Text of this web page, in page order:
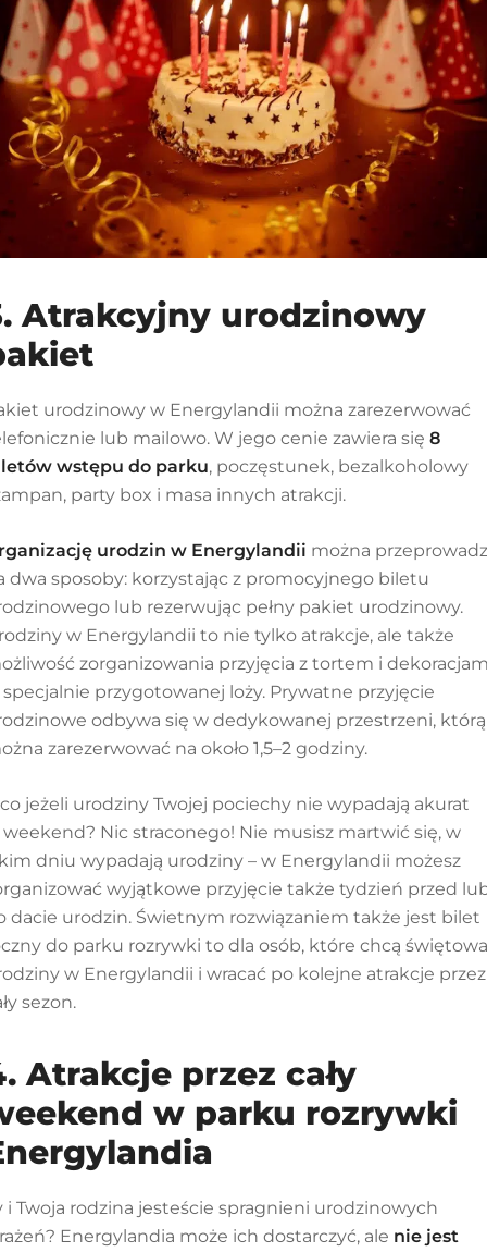
Atrakcyjny urodzinowy
urodzinowy w Energylandii można zarezerwować
lub mailowo. W jego cenie zawiera się 8
wstępu do parku, poczęstunek, bezalkoholowy
party box i masa innych atrakcji.
urodzin w Energylandii można
dwa sposoby: korzystając z promocyjnego biletu
lub rezerwując pełny pakiet urodzinowy.
w Energylandii to nie tylko atrakcje, ale także
zorganizowania przyjęcia z tortem i
przygotowanej loży. Prywatne przyjęcie
odbywa się w dedykowanej przestrzeni, którą
zarezerwować na około 1,5–2 godziny.
jeżeli urodziny Twojej pociechy nie wypadają akurat
Nic straconego! Nie musisz martwić się, w
dniu wypadają urodziny – w Energylandii możesz
wyjątkowe przyjęcie także tydzień przed
dacie urodzin. Świetnym rozwiązaniem także jest bilet
do parku rozrywki to dla osób, które chcą
w Energylandii i wracać po kolejne atrakcje przez
sezon.
Atrakcje przez cały
w parku rozrywki
i Twoja rodzina jesteście spragnieni urodzinowych
Energylandia może ich dostarczyć, ale nie jest